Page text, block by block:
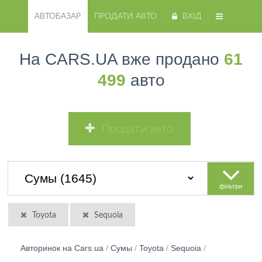
АВТОБАЗАР ПРОДАТИ АВТО ВХІД
На CARS.UA вже продано 61
499 авто
Продати авто
фільтри
Toyota Sequoia
Авторинок на Cars.ua / Сумы / Toyota / Sequoia /